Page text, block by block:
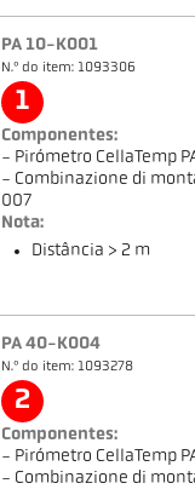
PA 10-K001
N.º do item: 1093306
1
Componentes:
- Pirómetro CellaTemp
- Combinazione di
007
Nota:
Distância > 2 m
PA 40-K004
N.º do item: 1093278
2
Componentes:
- Pirómetro CellaTemp
- Combinazione di